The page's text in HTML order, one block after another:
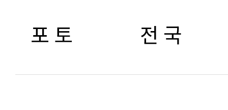
포 토
전 국